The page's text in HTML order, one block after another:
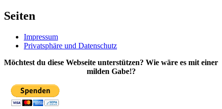
Seiten
Impressum
Privatsphäre und Datenschutz
Möchtest du diese Webseite unterstützen? Wie wäre es mit einer
milden Gabe!?